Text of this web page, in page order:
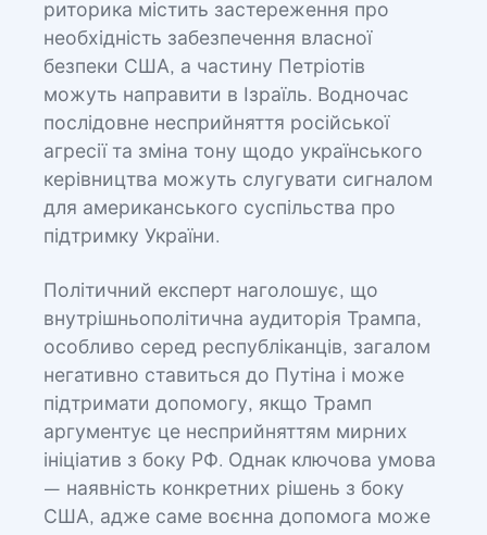
риторика містить застереження про
необхідність забезпечення власної
безпеки США, а частину Петріотів
можуть направити в Ізраїль. Водночас
послідовне несприйняття російської
агресії та зміна тону щодо українського
керівництва можуть слугувати сигналом
для американського суспільства про
підтримку України.
Політичний експерт наголошує, що
внутрішньополітична аудиторія Трампа,
особливо серед республіканців, загалом
негативно ставиться до Путіна і може
підтримати допомогу, якщо Трамп
аргументує це несприйняттям мирних
ініціатив з боку РФ. Однак ключова умова
— наявність конкретних рішень з боку
США, адже саме воєнна допомога може